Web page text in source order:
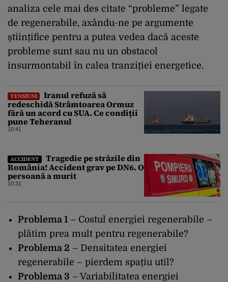
analiza cele mai des citate “probleme” legate
de regenerabile, axându-ne pe argumente
științifice pentru a putea vedea dacă aceste
probleme sunt sau nu un obstacol
insurmontabil în calea tranziției energetice.
TENSIUNI
Iranul refuză să
redeschidă Strâmtoarea Ormuz
fără un acord cu SUA. Ce condiții
pune Teheranul
10:41
ACCIDENT
Tragedie pe străzile din
România! Accident grav pe DN6. O
persoană a murit
10:31
Problema 1 – Costul energiei regenerabile –
plătim prea mult pentru regenerabile?
Problema 2 – Densitatea energiei
regenerabile – pierdem spațiu util?
Problema 3 – Variabilitatea energiei